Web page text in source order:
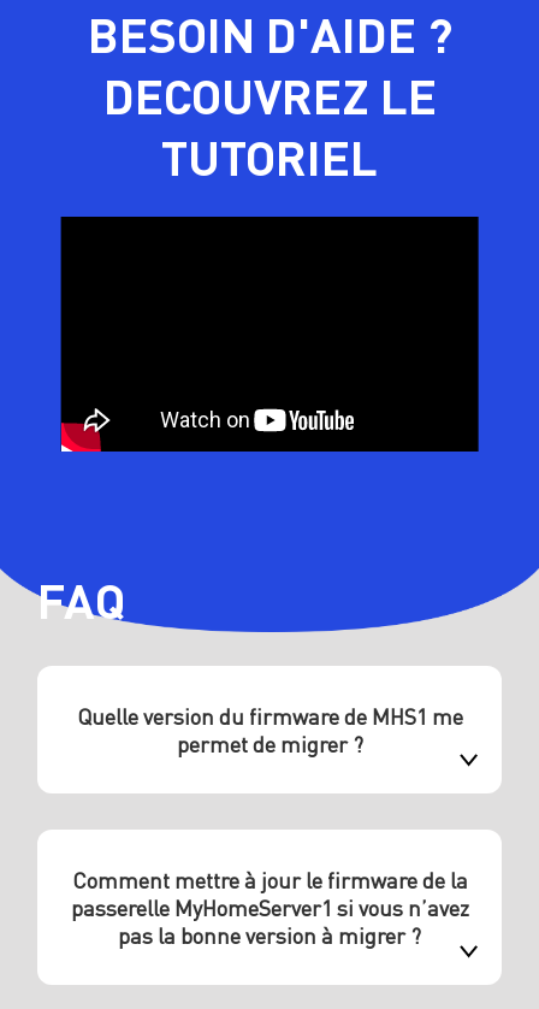
BESOIN D'AIDE ?
DECOUVREZ LE
TUTORIEL
FAQ
Quelle version du firmware de MHS1 me
permet de migrer ?
Comment mettre à jour le firmware de la
passerelle MyHomeServer1 si vous n’avez
pas la bonne version à migrer ?